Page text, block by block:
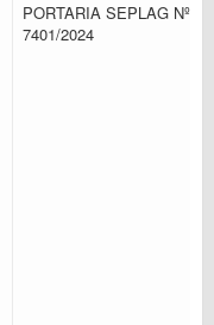
PORTARIA SEPLAG Nº
7401/2024